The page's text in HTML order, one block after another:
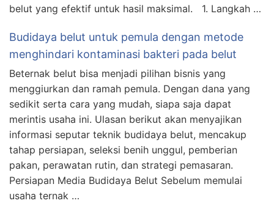
belut yang efektif untuk hasil maksimal. 1. Langkah …
Budidaya belut untuk pemula dengan metode
menghindari kontaminasi bakteri pada belut
Beternak belut bisa menjadi pilihan bisnis yang
menggiurkan dan ramah pemula. Dengan dana yang
sedikit serta cara yang mudah, siapa saja dapat
merintis usaha ini. Ulasan berikut akan menyajikan
informasi seputar teknik budidaya belut, mencakup
tahap persiapan, seleksi benih unggul, pemberian
pakan, perawatan rutin, dan strategi pemasaran.
Persiapan Media Budidaya Belut Sebelum memulai
usaha ternak …